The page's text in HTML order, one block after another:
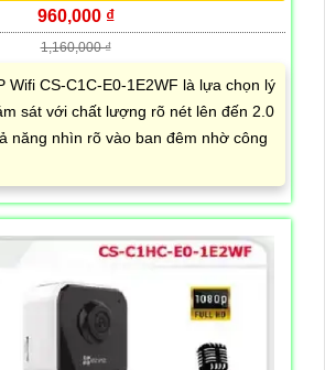
960,000 ₫
1,160,000 ₫
Wifi CS-C1C-E0-1E2WF là lựa chọn lý
sát với chất lượng rõ nét lên đến 2.0
năng nhìn rõ vào ban đêm nhờ công